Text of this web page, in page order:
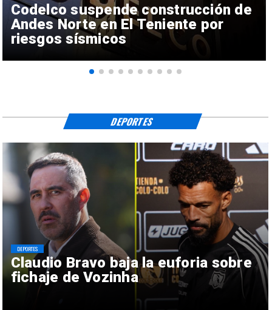
Codelco suspende construcción de
Andes Norte en El Teniente por
riesgos sísmicos
Claudio Bravo baja la euforia sobre
fichaje de Vozinha
DEPORTES
DEPORTES